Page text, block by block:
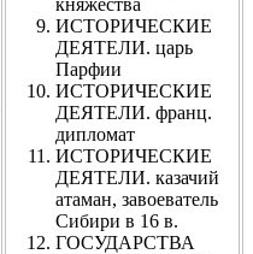
ИСТОРИЧЕСКИЕ
ДЕЯТЕЛИ. царь
Парфии
ИСТОРИЧЕСКИЕ
ДЕЯТЕЛИ. франц.
дипломат
ИСТОРИЧЕСКИЕ
ДЕЯТЕЛИ. казачий
атаман, завоеватель
Сибири в 16 в.
ГОСУДАРСТВА